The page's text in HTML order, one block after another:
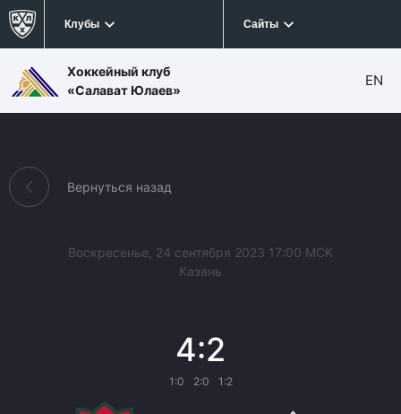
Клубы Сайты
Хоккейный клуб
«Салават Юлаев»
EN
Вернуться назад
Воскресенье, 24 сентября 2023 17:00 МСК
Казань
4:2
1:0 2:0 1:2